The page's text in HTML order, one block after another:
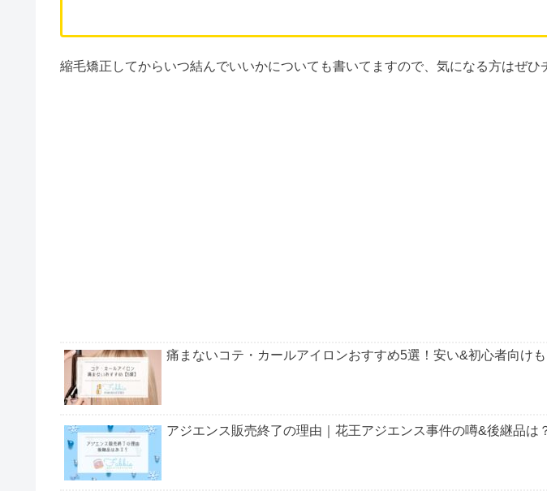
縮毛矯正してからいつ結んでいいかについても書いてますので、気になる方はぜひ
痛まないコテ・カールアイロンおすすめ5選！安い&初心者向けも
アジエンス販売終了の理由｜花王アジエンス事件の噂&後継品は